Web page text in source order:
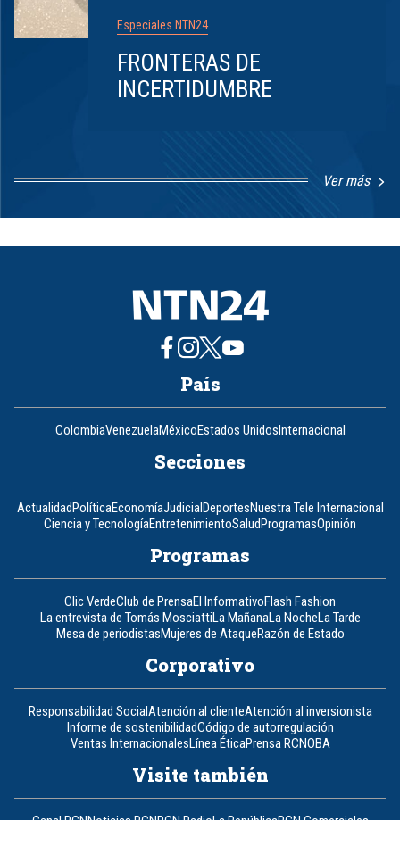
Especiales NTN24
FRONTERAS DE
INCERTIDUMBRE
Ver más
8
País
ColombiaVenezuelaMéxicoEstados UnidosInternacional
Secciones
ActualidadPolíticaEconomíaJudicialDeportesNuestra Tele Internacional
Ciencia y TecnologíaEntretenimientoSaludProgramasOpinión
Programas
Clic VerdeClub de PrensaEl InformativoFlash Fashion
La entrevista de Tomás MosciattiLa MañanaLa NocheLa Tarde
Mesa de periodistasMujeres de AtaqueRazón de Estado
Corporativo
Responsabilidad SocialAtención al clienteAtención al inversionista
Informe de sostenibilidadCódigo de autorregulación
Ventas InternacionalesLínea ÉticaPrensa RCNOBA
Visite también
Canal RCNNoticias RCNRCN RadioLa RepúblicaRCN Comerciales